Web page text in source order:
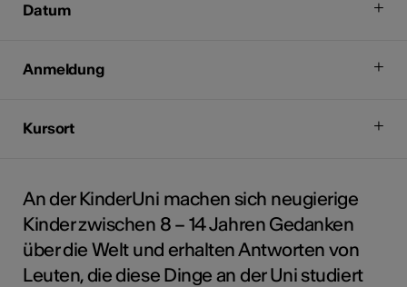
Datum
Anmeldung
Kursort
An der KinderUni machen sich neugierige
Kinder zwischen 8 – 14 Jahren Gedanken
über die Welt und erhalten Antworten von
Leuten, die diese Dinge an der Uni studiert